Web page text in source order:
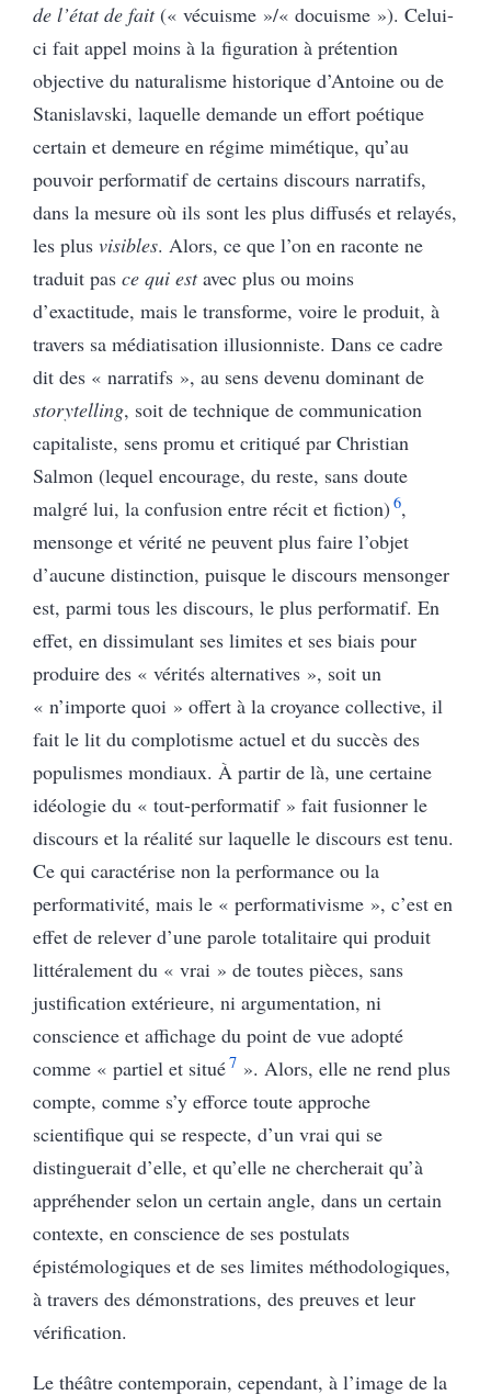
de l’état de fait(« vécuisme »/« docuisme »). Celui-
ci fait appel moins à la figuration à prétention
objective du naturalisme historique d’Antoine ou de
Stanislavski, laquelle demande un effort poétique
certain et demeure en régime mimétique, qu’au
pouvoir performatif de certains discours narratifs,
dans la mesure où ils sont les plus diffusés et relayés,
les plus visibles. Alors, ce que l’on en raconte ne
traduit pas ce qui estavec plus ou moins
d’exactitude, mais le transforme, voire le produit, à
travers sa médiatisation illusionniste. Dans ce cadre
dit des « narratifs », au sens devenu dominant de
storytelling, soit de technique de communication
capitaliste, sens promu et critiqué par Christian
Salmon (lequel encourage, du reste, sans doute
malgré lui, la confusion entre récit et fiction) 6,
mensonge et vérité ne peuvent plus faire l’objet
d’aucune distinction, puisque le discours mensonger
est, parmi tous les discours, le plus performatif. En
effet, en dissimulant ses limites et ses biais pour
produire des « vérités alternatives », soit un
« n’importe quoi » offert à la croyance collective, il
fait le lit du complotisme actuel et du succès des
populismes mondiaux. À partir de là, une certaine
idéologie du « tout-performatif » fait fusionner le
discours et la réalité sur laquelle le discours est tenu.
Ce qui caractérise non la performance ou la
performativité, mais le « performativisme », c’est en
effet de relever d’une parole totalitaire qui produit
littéralement du « vrai » de toutes pièces, sans
justification extérieure, ni argumentation, ni
conscience et affichage du point de vue adopté
comme « partiel et situé7 ». Alors, elle ne rend plus
compte, comme s’y efforce toute approche
scientifique qui se respecte, d’un vrai qui se
distinguerait d’elle, et qu’elle ne chercherait qu’à
appréhender selon un certain angle, dans un certain
contexte, en conscience de ses postulats
épistémologiques et de ses limites méthodologiques,
à travers des démonstrations, des preuves et leur
vérification.
Le théâtre contemporain, cependant, à l’image de la